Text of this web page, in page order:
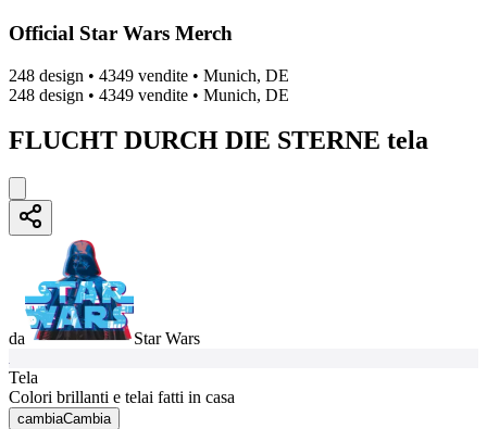
Official Star Wars Merch
248 design • 4349 vendite • Munich, DE
248 design • 4349 vendite • Munich, DE
FLUCHT DURCH DIE STERNE tela
da Star Wars
Tela
Colori brillanti e telai fatti in casa
cambiaCambia